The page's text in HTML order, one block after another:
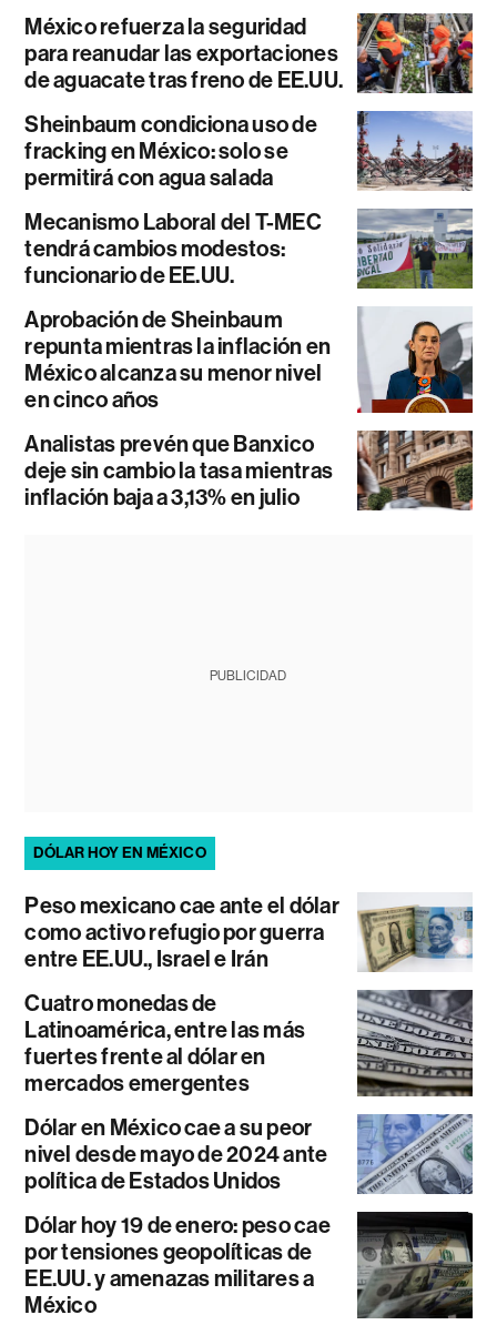
México refuerza la seguridad
para reanudar las exportaciones
de aguacate tras freno de EE.UU.
Sheinbaum condiciona uso de
fracking en México: solo se
permitirá con agua salada
Mecanismo Laboral del T-MEC
tendrá cambios modestos:
funcionario de EE.UU.
Aprobación de Sheinbaum
repunta mientras la inflación en
México alcanza su menor nivel
en cinco años
Analistas prevén que Banxico
deje sin cambio la tasa mientras
inflación baja a 3,13% en julio
PUBLICIDAD
DÓLAR HOY EN MÉXICO
Peso mexicano cae ante el dólar
como activo refugio por guerra
entre EE.UU., Israel e Irán
Cuatro monedas de
Latinoamérica, entre las más
fuertes frente al dólar en
mercados emergentes
Dólar en México cae a su peor
nivel desde mayo de 2024 ante
política de Estados Unidos
Dólar hoy 19 de enero: peso cae
por tensiones geopolíticas de
EE.UU. y amenazas militares a
México